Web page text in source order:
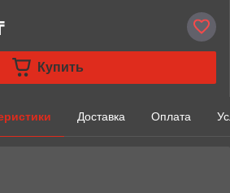
Купить
Доставка Оплата